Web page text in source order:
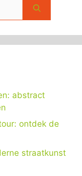
abstract
ontdek de
straatkunst